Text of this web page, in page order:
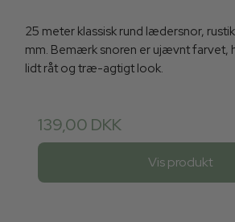
25 meter klassisk rund lædersnor,
mm. Bemærk snoren er ujævnt farvet,
lidt råt og træ-agtigt look.
139,00 DKK
Vis produkt